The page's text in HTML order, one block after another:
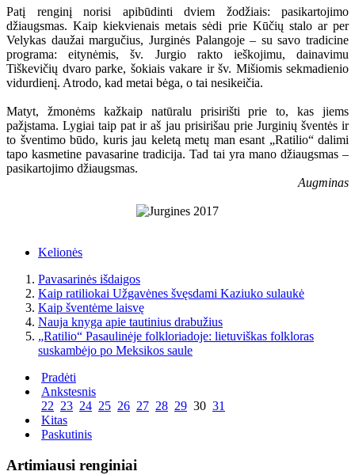
Patį renginį norisi apibūdinti dviem žodžiais: pasikartojimo
džiaugsmas. Kaip kiekvienais metais sėdi prie Kūčių stalo ar per
Velykas daužai margučius, Jurginės Palangoje – su savo tradicine
programa: eitynėmis, šv. Jurgio rakto ieškojimu, dainavimu
Tiškevičių dvaro parke, šokiais vakare ir šv. Mišiomis sekmadienio
vidurdienį. Atrodo, kad metai bėga, o tai nesikeičia.
Matyt, žmonėms kažkaip natūralu prisirišti prie to, kas jiems
pažįstama. Lygiai taip pat ir aš jau prisirišau prie Jurginių šventės ir
to šventimo būdo, kuris jau keletą metų man esant „Ratilio“ dalimi
tapo kasmetine pavasarine tradicija. Tad tai yra mano džiaugsmas –
pasikartojimo džiaugsmas.
Augminas
Kelionės
Pavasarinės išdaigos
Kaip ratiliokai Užgavėnes švęsdami Kaziuko sulaukė
Kaip šventėme laisvę
Nauja knyga apie tautinius drabužius
„Ratilio“ Pasaulinėje folkloriadoje: lietuviškas folkloras
suskambėjo po Meksikos saule
Pradėti
Ankstesnis
22 23 24 25 26 27 28 29 30 31
Kitas
Paskutinis
Artimiausi renginiai